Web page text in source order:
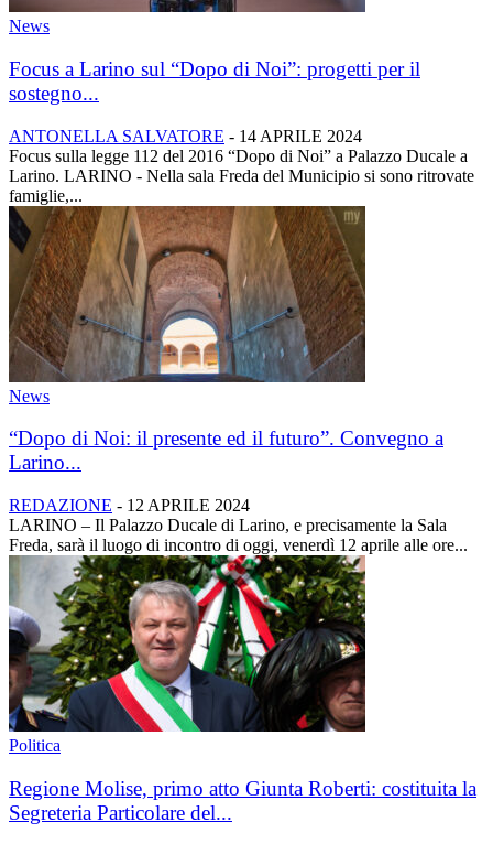
News
Focus a Larino sul “Dopo di Noi”: progetti per il
sostegno...
ANTONELLA SALVATORE - 14 APRILE 2024
Focus sulla legge 112 del 2016 “Dopo di Noi” a Palazzo Ducale a
Larino. LARINO - Nella sala Freda del Municipio si sono ritrovate
famiglie,...
News
“Dopo di Noi: il presente ed il futuro”. Convegno a
Larino...
REDAZIONE - 12 APRILE 2024
LARINO – Il Palazzo Ducale di Larino, e precisamente la Sala
Freda, sarà il luogo di incontro di oggi, venerdì 12 aprile alle ore...
Politica
Regione Molise, primo atto Giunta Roberti: costituita la
Segreteria Particolare del...